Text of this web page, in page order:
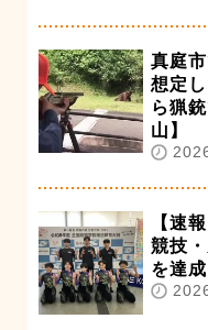
真庭
想定
ら猟
山】
【速
競技
を達成